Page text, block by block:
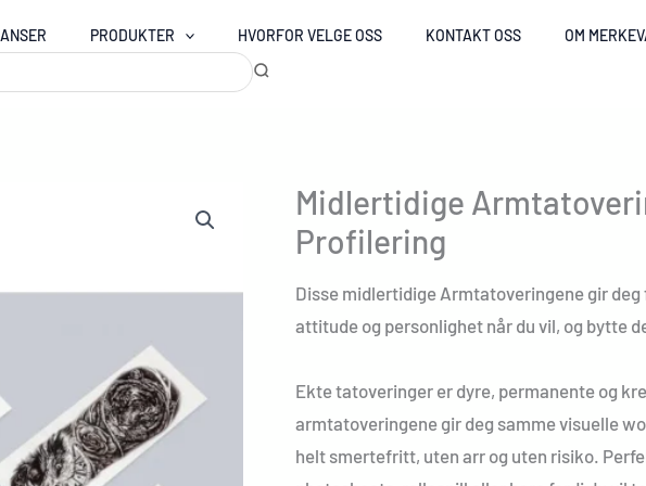
PRODUKTER HVORFOR VELGE OSS KONTAKT OSS OM
Midlertidige
Profilering
Disse midlertidige Armtatoveringene gir
attitude og personlighet når du vil, og bytte
Ekte tatoveringer er dyre, permanente og
armtatoveringene gir deg samme visuelle
helt smertefritt, uten arr og uten risiko.